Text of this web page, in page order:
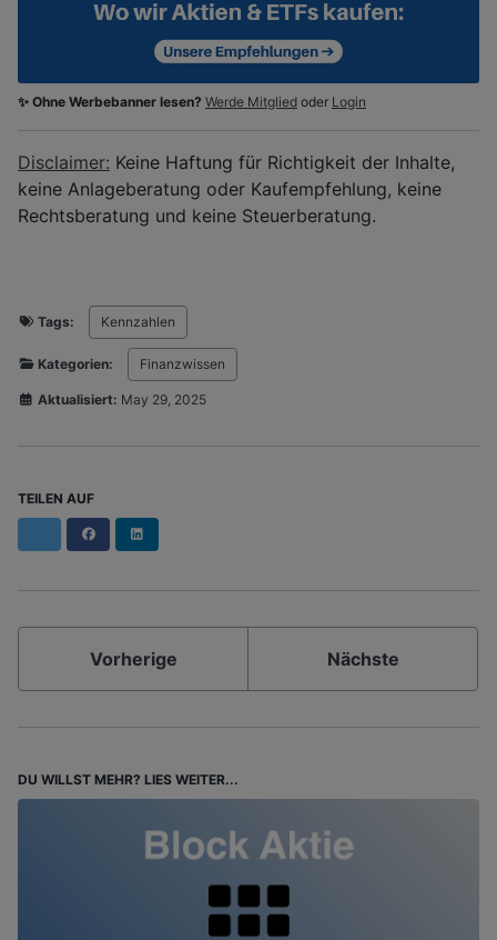
✨ Ohne Werbebanner lesen? Werde Mitglied oder Login
Disclaimer: Keine Haftung für Richtigkeit der Inhalte,
keine Anlageberatung oder Kaufempfehlung, keine
Rechtsberatung und keine Steuerberatung.
Tags: Kennzahlen
Kategorien: Finanzwissen
Aktualisiert: May 29, 2025
TEILEN AUF
Facebook
Vorherige Nächste
DU WILLST MEHR? LIES WEITER...